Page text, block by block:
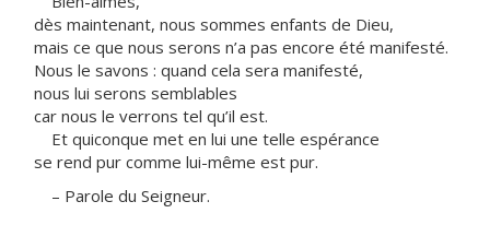
dès maintenant, nous sommes enfants de Dieu,
mais ce que nous serons n’a pas encore été manifesté.
Nous le savons : quand cela sera manifesté,
nous lui serons semblables
car nous le verrons tel qu’il est.
Et quiconque met en lui une telle espérance
se rend pur comme lui-même est pur.
– Parole du Seigneur.